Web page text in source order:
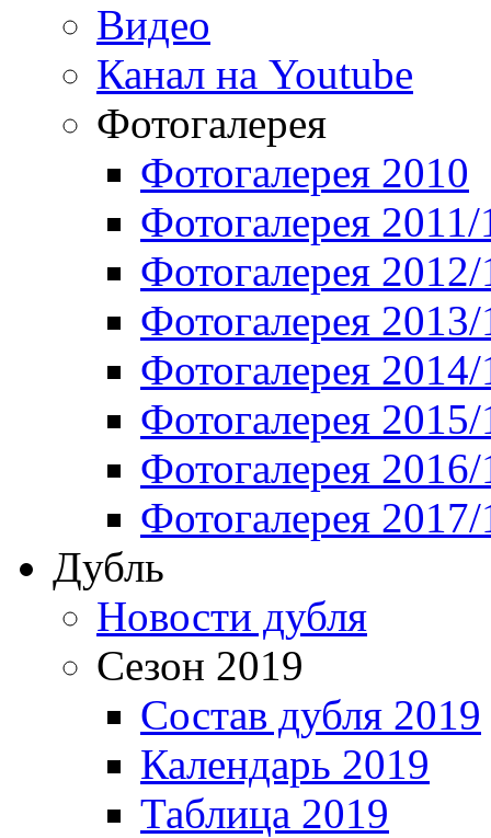
Видео
Канал на Youtube
Фотогалерея
Фотогалерея 2010
Фотогалерея 2011/
Фотогалерея
Фотогалерея
Фотогалерея
Фотогалерея
Фотогалерея
Фотогалерея
Дубль
Новости дубля
Сезон 2019
Состав дубля 2019
Календарь 2019
Таблица 2019